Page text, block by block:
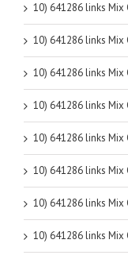
10) 641286 links Mix
10) 641286 links Mix
10) 641286 links Mix
10) 641286 links Mix
10) 641286 links Mix
10) 641286 links Mix
10) 641286 links Mix
10) 641286 links Mix